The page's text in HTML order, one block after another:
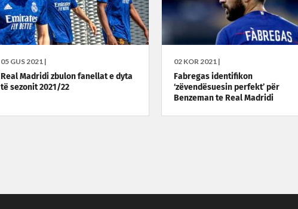
05 GUS 2021 |
Real Madridi zbulon fanellat e dyta
të sezonit 2021/22
02 KOR 2021 |
Fabregas identifikon
‘zëvendësuesin perfekt’ për
Benzeman te Real Madridi